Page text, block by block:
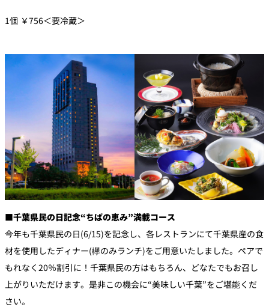
1個 ￥756＜要冷蔵＞
■千葉県民の日記念“ちばの恵み”満載コース
今年も千葉県民の日(6/15)を記念し、各レストランにて千葉県産の食
材を使用したディナー(欅のみランチ)をご用意いたしました。ペアで
もれなく20％割引に！千葉県民の方はもちろん、どなたでもお召し
上がりいただけます。是非この機会に“美味しい千葉”をご堪能くだ
さい。